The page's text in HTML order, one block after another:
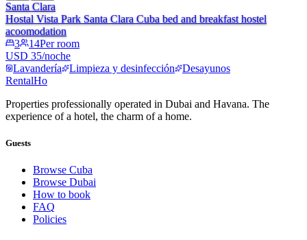
Santa Clara
Hostal Vista Park Santa Clara Cuba bed and breakfast hostel
acoomodation
3
14Per room
USD 35/noche
Lavandería
Limpieza y desinfección
Desayunos
RentalHo
Properties professionally operated in Dubai and Havana. The
experience of a hotel, the charm of a home.
Guests
Browse Cuba
Browse Dubai
How to book
FAQ
Policies